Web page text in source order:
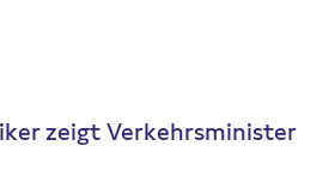
zeigt Verkehrsminister